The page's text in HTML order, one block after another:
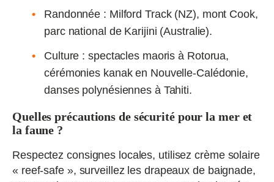
Randonnée : Milford Track (NZ), mont Cook,
parc national de Karijini (Australie).
Culture : spectacles maoris à Rotorua,
cérémonies kanak en Nouvelle‑Calédonie,
danses polynésiennes à Tahiti.
Quelles précautions de sécurité pour la mer et
la faune ?
Respectez consignes locales, utilisez crème solaire
« reef‑safe », surveillez les drapeaux de baignade,